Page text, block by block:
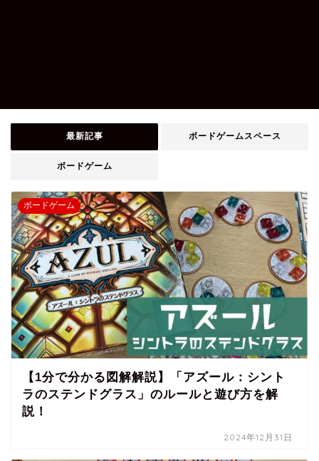
最新記事 ボードゲームスペース
ボードゲーム
ボードゲーム
【1分で分かる図解解説】「アズール：シント
ラのステンドグラス」のルールと遊び方を解
説！
2024年12月31日